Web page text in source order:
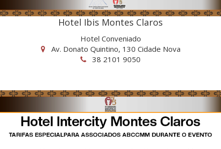
Hotel Ibis Montes Claros
Hotel Conveniado
Av. Donato Quintino, 130 Cidade Nova
38 2101 9050